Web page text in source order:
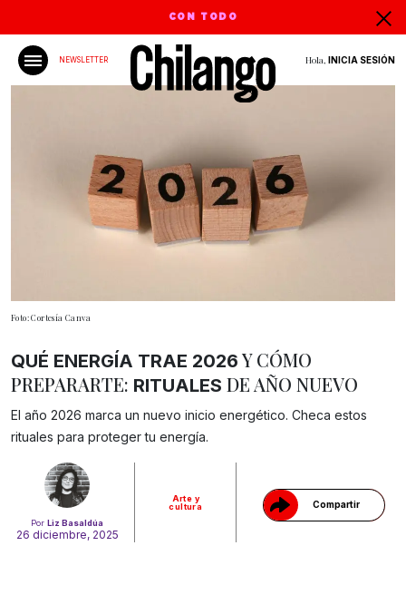
CON TODO
NEWSLETTER Hola, INICIA SESIÓN
Foto: Cortesía Canva
Por Liz Basaldúa
26 diciembre, 2025
Arte y
cultura
Compartir
Gracias!
QUÉ ENERGÍA TRAE 2026 Y CÓMO
PREPARARTE: RITUALES DE AÑO NUEVO
El año 2026 marca un nuevo inicio energético. Checa estos
rituales para proteger tu energía.